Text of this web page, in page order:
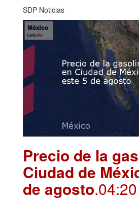
SDP Noticias
Precio de la
Ciudad de
de agosto.04:20